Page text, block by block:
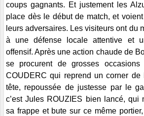
coups gagnants. Et justement les
place dès le début de match, et
leurs adversaires. Les visiteurs ont du
à une défense locale attentive et
offensif. Après une action chaude de
se procurent de grosses
COUDERC qui reprend un corner de
tête, repoussée de justesse par le
c’est Jules ROUZIES bien lancé, qui
sa frappe et bute sur ce même